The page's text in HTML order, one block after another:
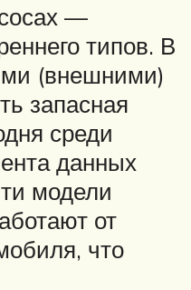
—
типов. В
(внешними)
запасная
среди
данных
модели
от
что